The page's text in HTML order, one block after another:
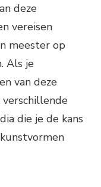
deze
vereisen
meester op
Als je
van deze
die je de kans